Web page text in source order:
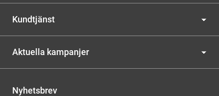
Kundtjänst
Aktuella kampanjer
Nyhetsbrev